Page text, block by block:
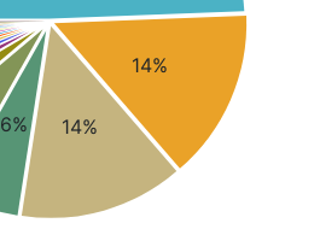
14%
14%
6%